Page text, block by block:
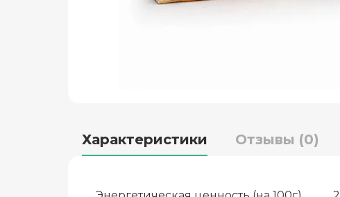
Характеристики Отзывы (0)